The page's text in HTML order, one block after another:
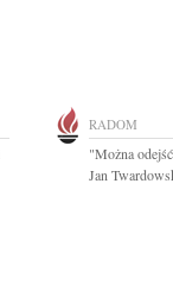
RADOM
"Można
Jan